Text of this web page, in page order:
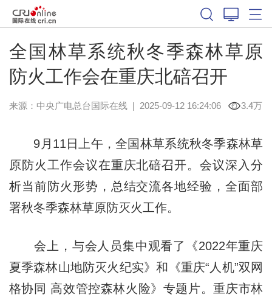
全国林草系统秋冬季森林草原
防火工作会在重庆北碚召开
来源：中央广电总台国际在线| 2025-09-12 16:24:06 3.4万
9月11日上午，全国林草系统秋冬季森林草
原防火工作会议在重庆北碚召开。会议深入分
析当前防火形势，总结交流各地经验，全面部
署秋冬季森林草原防灭火工作。
会上，与会人员集中观看了《2022年重庆
夏季森林山地防灭火纪实》和《重庆“人机”双网
格协同 高效管控森林火险》专题片。重庆市林